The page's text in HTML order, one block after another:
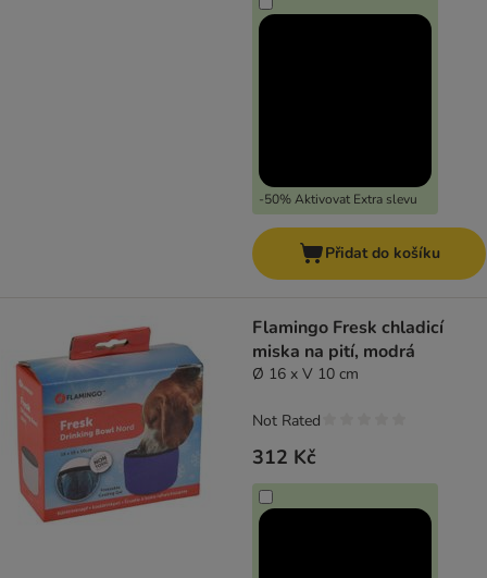
-50% Aktivovat Extra slevu
Přidat do košíku
Flamingo Fresk chladicí
miska na pití, modrá
Ø 16 x V 10 cm
312 Kč
Not Rated